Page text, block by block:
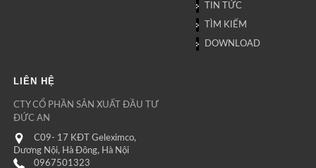
TIN TỨC
TÌM KIẾM
DOWNLOAD
LIÊN HỆ
CTY CỔ PHẦN SẢN XUẤT ĐẦU TƯ
ĐỨC AN
C09- 17 KĐT Geleximco,
Dương Nội, Hà Đông, Hà Nội
0967501323